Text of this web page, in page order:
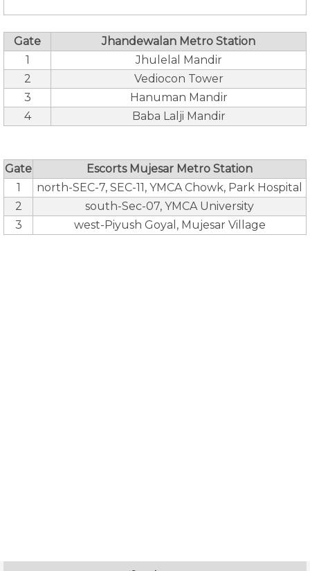
Gate
Jhandewalan Metro Station
1
Jhulelal Mandir
2
Vediocon Tower
3
Hanuman Mandir
4
Baba Lalji Mandir
Gate
Escorts Mujesar Metro Station
1
north-SEC-7, SEC-11, YMCA Chowk, Park Hospital
2
south-Sec-07, YMCA University
3
west-Piyush Goyal, Mujesar Village